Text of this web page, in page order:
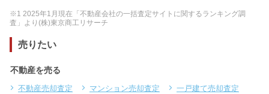
※1 2025年1月現在「不動産会社の一括査定サイトに関するランキング調
査」より(株)東京商工リサーチ
売りたい
不動産を売る
不動産売却査定 マンション売却査定
一戸建て売却査定